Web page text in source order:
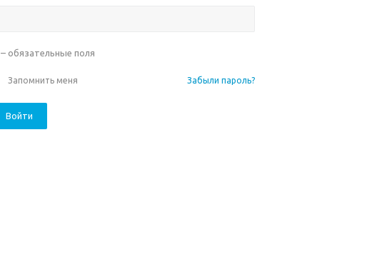
– обязательные поля
Забыли пароль?
Запомнить меня
Войти